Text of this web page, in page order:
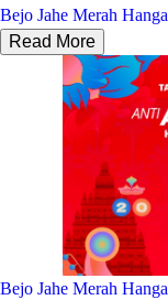
Bejo Jahe Merah
Read More
Bejo Jahe Merah